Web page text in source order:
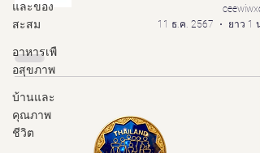
และของ
สะสม
อาหารเพื
อสุขภาพ
บ้านและ
คุณภาพ
ชีวิต
11 ธ.ค. 2567
ยาว 1